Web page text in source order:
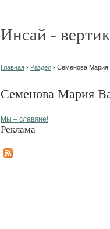
Инсай -
Главная › Раздел › Семенова Мария
Семенова Мария
Мы – славяне!
Реклама